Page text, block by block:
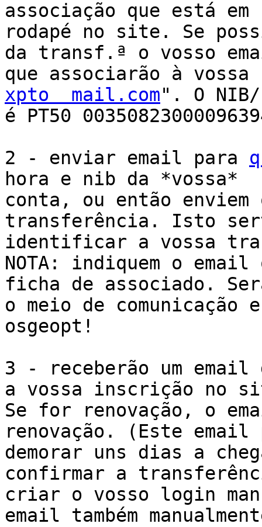
associação que está em
rodapé no site. Se
da transf.ª o vosso
xpto  mail.com". O NIB/
é PT50
2 - enviar email para
hora e nib da *vossa*
conta, ou então enviem
transferência. Isto
identificar a vossa
NOTA: indiquem o
ficha de associado.
o meio de
osgeopt!
3 - receberão um email
a vossa inscrição no
Se for renovação, o
renovação. (Este email
demorar uns dias a
confirmar a
criar o vosso login
email também